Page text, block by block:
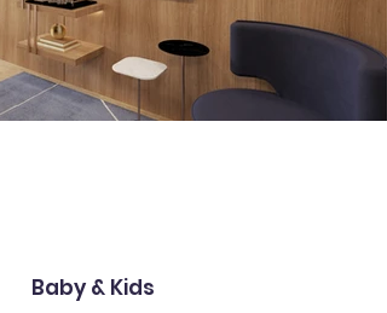
Baby & Kids